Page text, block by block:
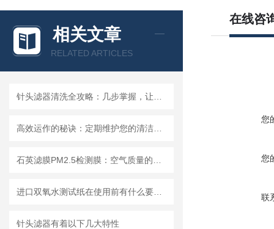
相关文章
RELATED ARTICLES
针头滤器有着以下几大特性
在线咨
您
您
联